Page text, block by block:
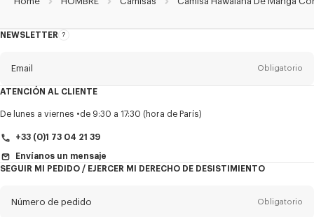
NEWSLETTER
Acerca
Email Obligatorio
TítuloObligatorio
ATENCIÓN AL CLIENTE
De lunes a viernes de 9:30 a 17:30 (hora de París)
+33 (0)1 73 04 21 39
Envíanos un mensaje
SEGUIR MI PEDIDO / EJERCER MI DERECHO DE DESISTIMIENTO
Número de pedido Obligatorio